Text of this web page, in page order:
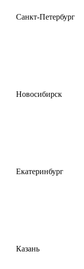
Санкт-Петербург
Новосибирск
Екатеринбург
Казань